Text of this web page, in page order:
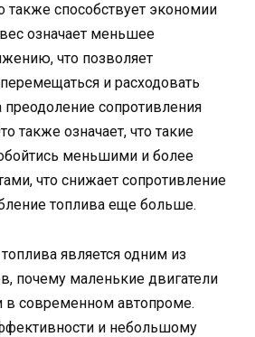
также способствует экономии
означает меньшее
что позволяет
и расходовать
сопротивления
также означает, что такие
меньшими и более
что снижает сопротивление
топлива еще больше.
является одним из
почему маленькие двигатели
в современном автопроме.
и небольшому